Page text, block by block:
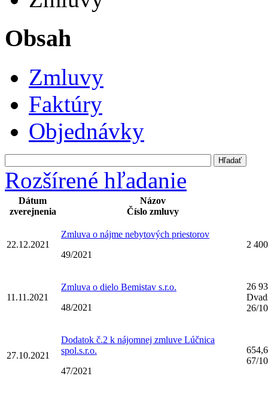
Obsah
Zmluvy
Faktúry
Objednávky
Rozšírené hľadanie
Dátum
zverejnenia
Názov
Číslo zmluvy
22.12.2021
Zmluva o nájme nebytových priestorov
49/2021
2
11.11.2021
Zmluva o dielo Bemistav s.r.o.
48/2021
26
26/
27.10.2021
Dodatok č.2 k nájomnej zmluve Lúčnica
spol.s.r.o.
47/2021
67/